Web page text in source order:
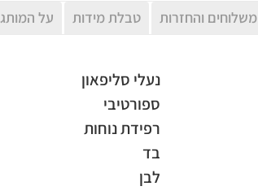
משלוחים והחזרות טבלת מידות על המותג
נעלי סליפאון
ספורטיבי
רפידת נוחות
בד
לבן